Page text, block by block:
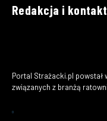
Redakcja i kontakt
Portal Strażacki.pl powstał
związanych z branżą